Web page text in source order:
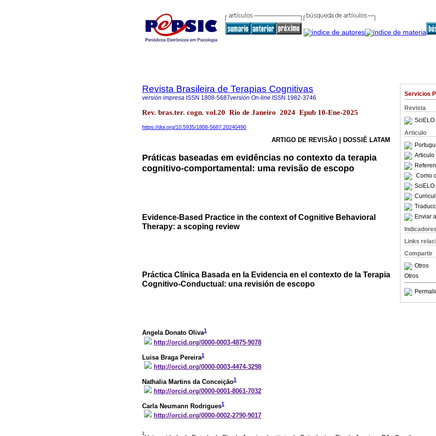
Servicios
Revista
SciELO
Articulo
Articulo
Como
SciELO
Enviar
Indicadores
Links
Compartir
Otros
Otros
Revista Brasileira de Terapias Cognitivas
versión impresa ISSN 1808-5687versión On-line ISSN 1982-3746
Rev. bras.ter. cogn. vol.20 Rio de Janeiro 2024 Epub 10-Ene-2025
https://doi.org/10.5935/1808-5687.20240490
ARTIGO DE REVISÃO | DOSSIÊ LATAM
Práticas baseadas em evidências no contexto da terapia
cognitivo-comportamental: uma revisão de escopo
Evidence-Based Practice in the context of Cognitive Behavioral
Therapy: a scoping review
Práctica Clínica Basada en la Evidencia en el contexto de la Terapia
Cognitivo-Conductual: una revisión de escopo
Angela Donato Oliva1
http://orcid.org/0000-0003-4875-9078
Luisa Braga Pereira1
http://orcid.org/0000-0003-4474-3298
Nathalia Martins da Conceição1
http://orcid.org/0000-0001-8061-7032
Carla Neumann Rodrigues1
http://orcid.org/0000-0002-2790-9017
1